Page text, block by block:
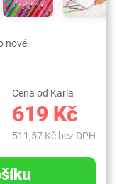
nové.
Cena od Karla
619 Kč
511,57 Kč bez DPH